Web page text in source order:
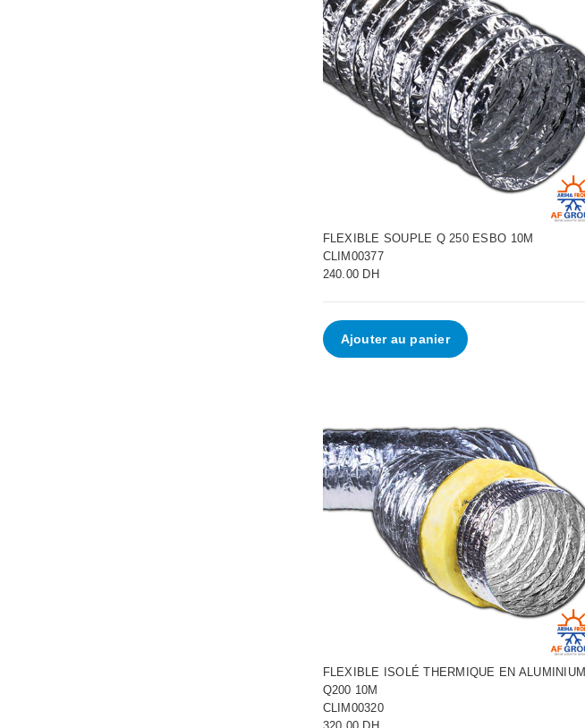
FLEXIBLE SOUPLE Q 250 ESBO 10M
CLIM00377
240.00 DH
Ajouter au panier
FLEXIBLE ISOLÉ THERMIQUE EN ALUMINIUM
Q200 10M
CLIM00320